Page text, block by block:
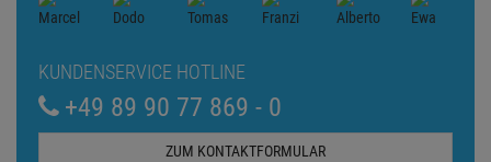
KUNDENSERVICE HOTLINE
+49 89 90 77 869 - 0
ZUM KONTAKTFORMULAR